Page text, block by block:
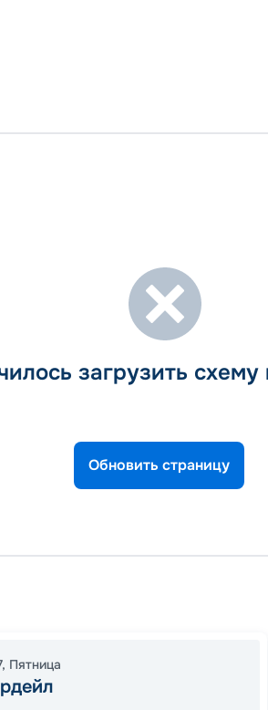
загрузить
Обновить страницу
, Пятница